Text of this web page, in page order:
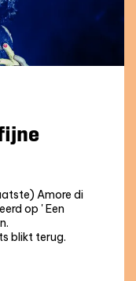
Amore di
op ' Een
blikt terug.